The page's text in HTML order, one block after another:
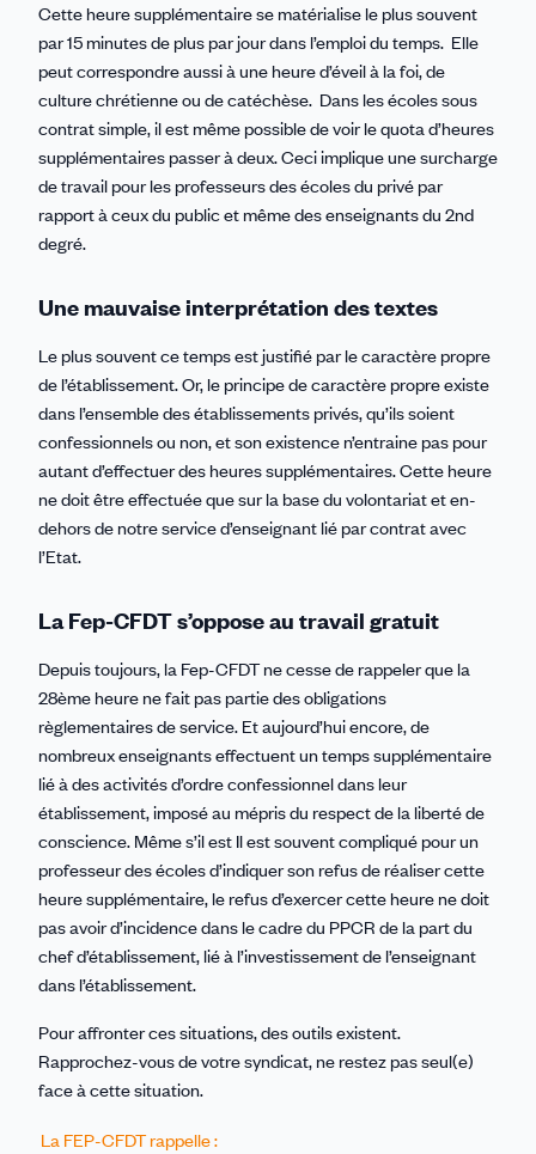
Cette heure supplémentaire se matérialise le plus souvent
par 15 minutes de plus par jour dans l’emploi du temps. Elle
peut correspondre aussi à une heure d’éveil à la foi, de
culture chrétienne ou de catéchèse. Dans les écoles sous
contrat simple, il est même possible de voir le quota d’heures
supplémentaires passer à deux. Ceci implique une surcharge
de travail pour les professeurs des écoles du privé par
rapport à ceux du public et même des enseignants du 2nd
degré.
Une mauvaise interprétation des textes
Le plus souvent ce temps est justifié par le caractère propre
de l’établissement. Or, le principe de caractère propre existe
dans l’ensemble des établissements privés, qu’ils soient
confessionnels ou non, et son existence n’entraine pas pour
autant d’effectuer des heures supplémentaires. Cette heure
ne doit être effectuée que sur la base du volontariat et en-
dehors de notre service d’enseignant lié par contrat avec
l’Etat.
La Fep-CFDT s’oppose au travail gratuit
Depuis toujours, la Fep-CFDT ne cesse de rappeler que la
28ème heure ne fait pas partie des obligations
règlementaires de service. Et aujourd’hui encore, de
nombreux enseignants effectuent un temps supplémentaire
lié à des activités d’ordre confessionnel dans leur
établissement, imposé au mépris du respect de la liberté de
conscience. Même s’il est Il est souvent compliqué pour un
professeur des écoles d’indiquer son refus de réaliser cette
heure supplémentaire, le refus d’exercer cette heure ne doit
pas avoir d’incidence dans le cadre du PPCR de la part du
chef d’établissement, lié à l’investissement de l’enseignant
dans l’établissement.
Pour affronter ces situations, des outils existent.
Rapprochez-vous de votre syndicat, ne restez pas seul(e)
face à cette situation.
La FEP-CFDT rappelle :